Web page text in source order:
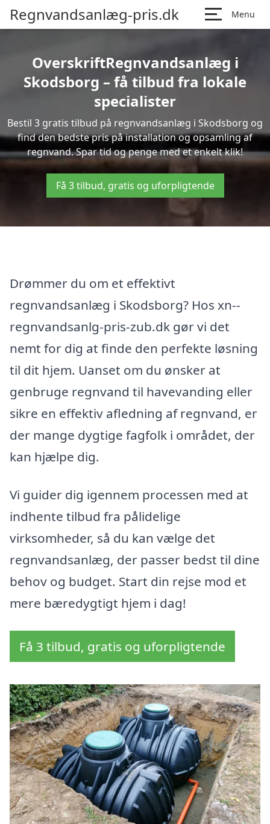
Regnvandsanlæg-pris.dk Menu
OverskriftRegnvandsanlæg i
Skodsborg – få tilbud fra lokale
specialister
Bestil 3 gratis tilbud på regnvandsanlæg i Skodsborg og
find den bedste pris på installation og opsamling af
regnvand. Spar tid og penge med et enkelt klik!
Få 3 tilbud, gratis og uforpligtende
Drømmer du om et effektivt
regnvandsanlæg i Skodsborg? Hos xn--
regnvandsanlg-pris-zub.dk gør vi det
nemt for dig at finde den perfekte løsning
til dit hjem. Uanset om du ønsker at
genbruge regnvand til havevanding eller
sikre en effektiv afledning af regnvand, er
der mange dygtige fagfolk i området, der
kan hjælpe dig.
Vi guider dig igennem processen med at
indhente tilbud fra pålidelige
virksomheder, så du kan vælge det
regnvandsanlæg, der passer bedst til dine
behov og budget. Start din rejse mod et
mere bæredygtigt hjem i dag!
Få 3 tilbud, gratis og uforpligtende